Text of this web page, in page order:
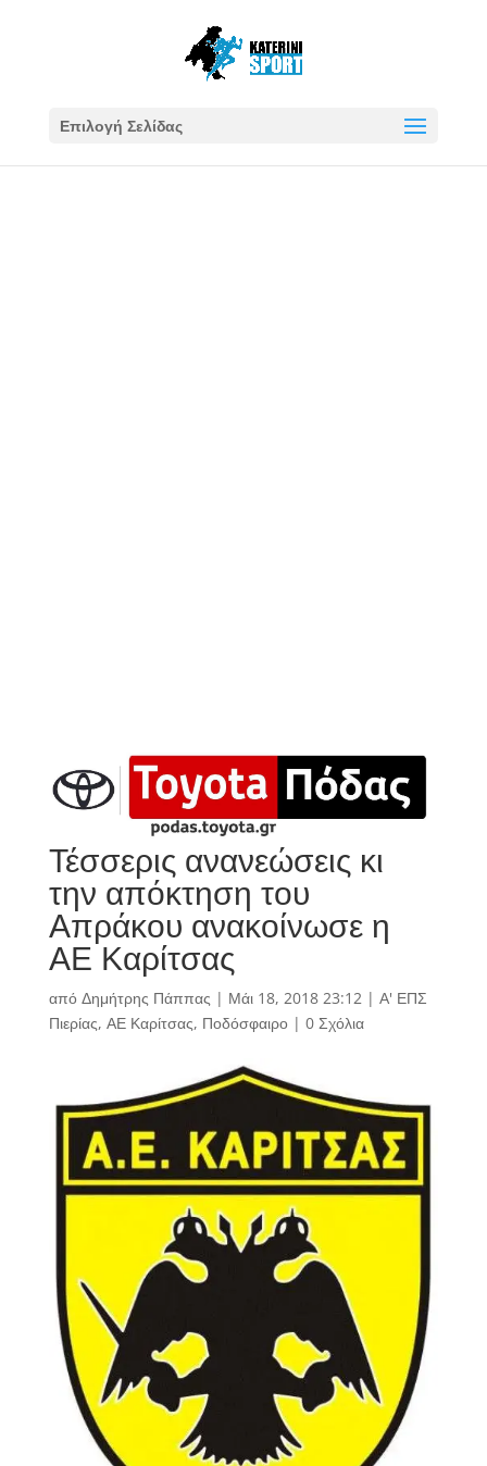
Επιλογή Σελίδας
Τέσσερις ανανεώσεις κι
την απόκτηση του
Απράκου ανακοίνωσε η
ΑΕ Καρίτσας
από Δημήτρης Πάππας | Μάι 18, 2018 23:12| Α' ΕΠΣ
Πιερίας, ΑΕ Καρίτσας, Ποδόσφαιρο| 0 Σχόλια